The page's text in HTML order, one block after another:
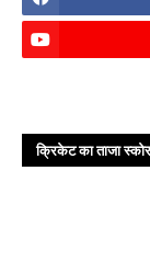
क्रिकेट का ताजा स्कोर